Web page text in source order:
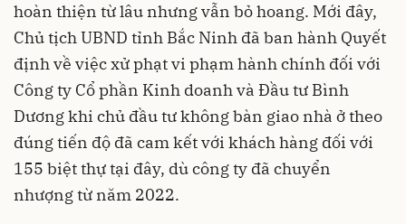
hoàn thiện từ lâu nhưng vẫn bỏ hoang. Mới đây,
Chủ tịch UBND tỉnh Bắc Ninh đã ban hành Quyết
định về việc xử phạt vi phạm hành chính đối với
Công ty Cổ phần Kinh doanh và Đầu tư Bình
Dương khi chủ đầu tư không bàn giao nhà ở theo
đúng tiến độ đã cam kết với khách hàng đối với
155 biệt thự tại đây, dù công ty đã chuyển
nhượng từ năm 2022.